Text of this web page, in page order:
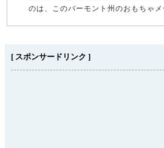
のは、このバーモント州のおもちゃメ
[ スポンサードリンク ]